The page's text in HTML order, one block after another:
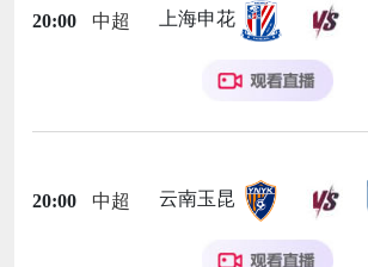
20:00 中超 上海申花
20:00 中超 云南玉昆